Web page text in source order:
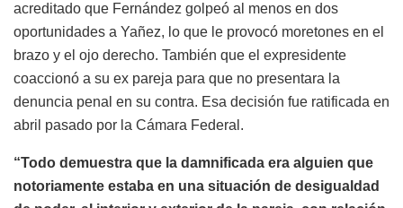
acreditado que Fernández golpeó al menos en dos
oportunidades a Yañez, lo que le provocó moretones en el
brazo y el ojo derecho. También que el expresidente
coaccionó a su ex pareja para que no presentara la
denuncia penal en su contra. Esa decisión fue ratificada en
abril pasado por la Cámara Federal.
“Todo demuestra que la damnificada era alguien que
notoriamente estaba en una situación de desigualdad